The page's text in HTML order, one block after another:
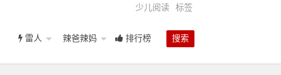
少儿阅读 标签
搜索
雷人 辣爸辣妈 排行榜